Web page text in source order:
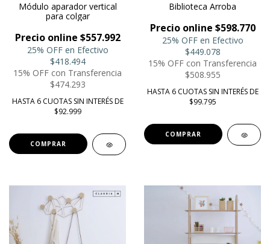
Módulo aparador vertical
para colgar
Precio online $557.992
25% OFF en Efectivo
$418.494
15% OFF con Transferencia
$474.293
HASTA 6 CUOTAS SIN INTERÉS DE
$92.999
COMPRAR
Biblioteca Arroba
Precio online $598.770
25% OFF en Efectivo
$449.078
15% OFF con Transferencia
$508.955
HASTA 6 CUOTAS SIN INTERÉS DE
$99.795
COMPRAR